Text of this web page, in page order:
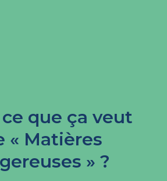
ce que ça veut
« Matières
» ?